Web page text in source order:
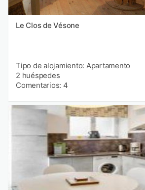
Le Clos de Vésone
Tipo de alojamiento: Apartamento
2 huéspedes
Comentarios: 4